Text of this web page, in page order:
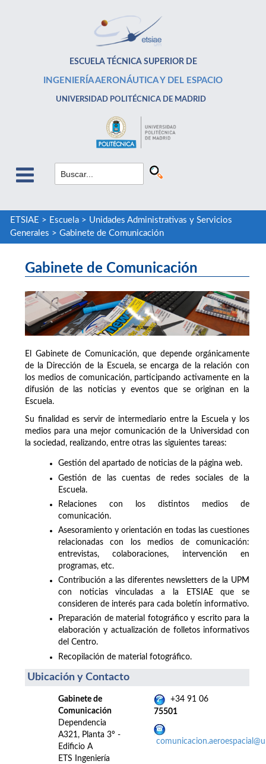
ESCUELA TÉCNICA SUPERIOR DE
INGENIERÍA AERONÁUTICA Y DEL ESPACIO
UNIVERSIDAD POLITÉCNICA DE MADRID
ETSIAE > Escuela> Unidades Administrativas y Servicios
Generales > Gabinete de Comunicación
Gabinete de Comunicación
El Gabinete de Comunicación, que depende orgánicamente
de la Dirección de la Escuela, se encarga de la relación con
los medios de comunicación, participando activamente en la
difusión de las noticias y eventos que se originan en la
Escuela.
Su finalidad es servir de intermediario entre la Escuela y los
medios para una mejor comunicación de la Universidad con
la sociedad, realizando, entre otras las siguientes tareas:
Gestión del apartado de noticias de la página web.
Gestión de las cuentas de redes sociales de la
Escuela.
Relaciones con los distintos medios de
comunicación.
Asesoramiento y orientación en todas las cuestiones
relacionadas con los medios de comunicación:
entrevistas, colaboraciones, intervención en
programas, etc.
Contribución a las diferentes newsletters de la UPM
con noticias vinculadas a la ETSIAE que se
consideren de interés para cada boletín informativo.
Preparación de material fotográfico y escrito para la
elaboración y actualización de folletos informativos
del Centro.
Recopilación de material fotográfico.
Ubicación y Contacto
Gabinete de
Comunicación
Dependencia
A321, Planta 3º -
Edificio A
ETS Ingeniería
+34 91 06
75501